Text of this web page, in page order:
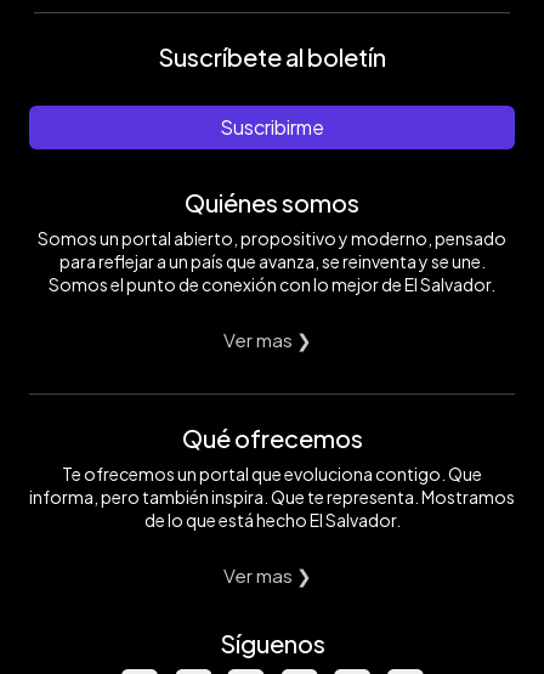
Suscríbete al boletín
Suscribirme
Quiénes somos
Somos un portal abierto, propositivo y moderno, pensado
para reflejar a un país que avanza, se reinventa y se une.
Somos el punto de conexión con lo mejor de El Salvador.
Ver mas ❯
Qué ofrecemos
Te ofrecemos un portal que evoluciona contigo. Que
informa, pero también inspira. Que te representa. Mostramos
de lo que está hecho El Salvador.
Ver mas ❯
Síguenos